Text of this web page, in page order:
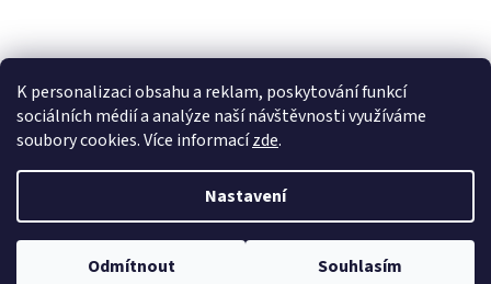
K personalizaci obsahu a reklam, poskytování funkcí
sociálních médií a analýze naší návštěvnosti využíváme
soubory cookies. Více informacízde.
Nastavení
Odmítnout Souhlasím
Nastavil tým EshopyUmíme.cz
Copyright 2026sperkynisa.cz. Všechna práva vyhrazena.Upravit